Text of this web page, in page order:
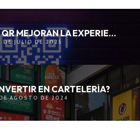
LOS CÓDIGOS QR MEJORAN LA EXPERIENCIA DEL CLIENTE
DE JULIO DE 2025
EN CARTELERÍA?
AGOSTO DE 2024